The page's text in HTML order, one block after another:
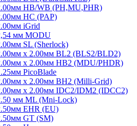
HB/WB (PH,MU,PHR)
HC (PAP)
iGrid
мм MODU
SL (Sherlock)
x 2.00мм BL2 (BLS2/BLD2)
x 2.00мм HB2 (MDU/PHDR)
PicoBlade
х 2.00мм BH2 (Milli-Grid)
х 2.00мм IDC2/IDM2 (IDCC2)
мм ML (Mni-Lock)
EHR (EU)
GT (SM)